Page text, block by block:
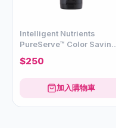
Intelligent Nutrients
PureServe™ Color Saving
Conditioner 200ml
$250
加入購物車